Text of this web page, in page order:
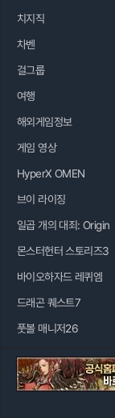
치지직
차벤
걸그룹
여행
해외게임정보
게임 영상
HyperX OMEN
브이 라이징
일곱 개의 대죄: Origin
몬스터헌터 스토리즈3
바이오하자드 레퀴엠
드래곤 퀘스트7
풋볼 매니저26